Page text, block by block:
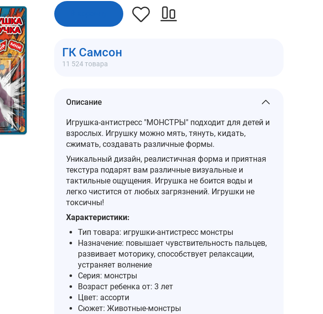
ГК Самсон
11 524 товара
Описание
Игрушка-антистресс "МОНСТРЫ" подходит для детей и
взрослых. Игрушку можно мять, тянуть, кидать,
сжимать, создавать различные формы.
Уникальный дизайн, реалистичная форма и приятная
текстура подарят вам различные визуальные и
тактильные ощущения. Игрушка не боится воды и
легко чистится от любых загрязнений. Игрушки не
токсичны!
Характеристики:
Тип товара: игрушки-антистресс монстры
Назначение: повышает чувствительность пальцев,
развивает моторику, способствует релаксации,
устраняет волнение
Серия: монстры
Возраст ребенка от: 3 лет
Цвет: ассорти
Сюжет: Животные-монстры